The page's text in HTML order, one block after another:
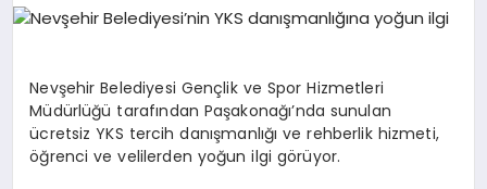
HABERLER
Nevşehir Belediyesi Gençlik ve Spor Hizmetleri
Müdürlüğü tarafından Paşakonağı’nda sunulan
ücretsiz YKS tercih danışmanlığı ve rehberlik hizmeti,
öğrenci ve velilerden yoğun ilgi görüyor.